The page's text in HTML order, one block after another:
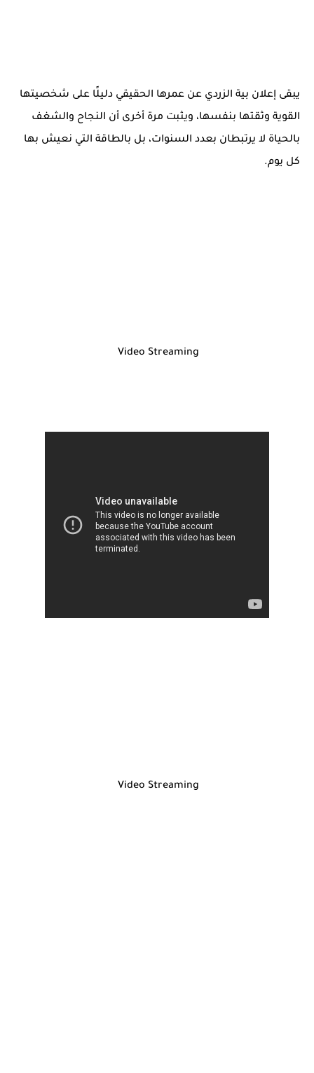
يبقى إعلان بية الزردي عن عمرها الحقيقي دليلًا على شخصيتها
القوية وثقتها بنفسها، ويثبت مرة أخرى أن النجاح والشغف
بالحياة لا يرتبطان بعدد السنوات، بل بالطاقة التي نعيش بها
كل يوم.
Video Streaming
Video Streaming